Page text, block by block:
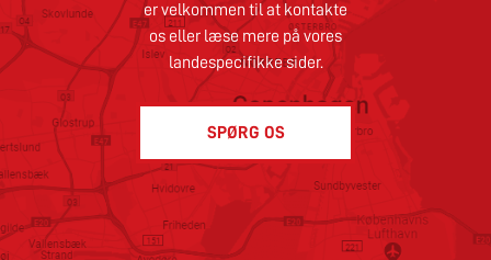
er velkommen til at kontakte
os eller læse mere på vores
landespecifikke sider.
SPØRG OS